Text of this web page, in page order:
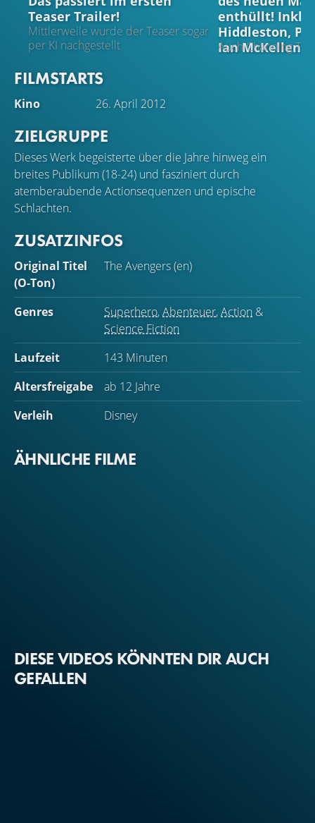
Teaser Trailer!
Mittlerweile wurde der Teaser sogar
per KI nachgestellt
enthüllt!
Hiddleston,
Ian McKellen
Auch Channing
FILMSTARTS
Kino 26. April 2012
ZIELGRUPPE
Dieses Werk begeisterte über die Jahre hinweg ein
breites Publikum (18-24) und fasziniert durch
atemberaubende Actionsequenzen und epische
Schlachten.
ZUSATZINFOS
Original Titel
(O-Ton)
The Avengers (en)
Genres Superhero,Abenteuer,Action &
Science Fiction
Laufzeit
143 Minuten
Altersfreigabe
ab 12 Jahre
Verleih
Disney
ÄHNLICHE FILME
DIESE VIDEOS KÖNNTEN DIR AUCH
GEFALLEN